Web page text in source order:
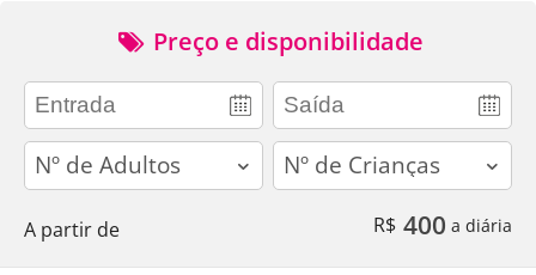
Preço e disponibilidade
adults children
A partir de R$ 400 a diária